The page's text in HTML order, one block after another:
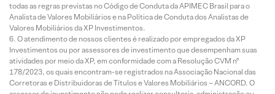
todas as regras previstas no Código de Conduta da APIMEC Brasil para o
Analista de Valores Mobiliários e na Política de Conduta dos Analistas de
Valores Mobiliários da XP Investimentos.
O atendimento de nossos clientes é realizado por empregados da XP
Investimentos ou por assessores de investimento que desempenham suas
atividades por meio da XP, em conformidade com a Resolução CVM nº
178/2023, os quais encontram-se registrados na Associação Nacional das
Corretoras e Distribuidoras de Títulos e Valores Mobiliários – ANCORD. O